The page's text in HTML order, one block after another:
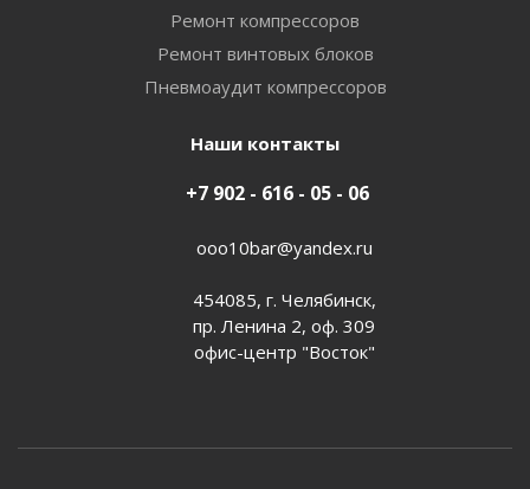
Ремонт компрессоров
Ремонт винтовых блоков
Пневмоаудит компрессоров
Наши контакты
+7 902 - 616 - 05 - 06
ooo10bar@yandex.ru
454085, г. Челябинск,
пр. Ленина 2, оф. 309
офис-центр "Восток"